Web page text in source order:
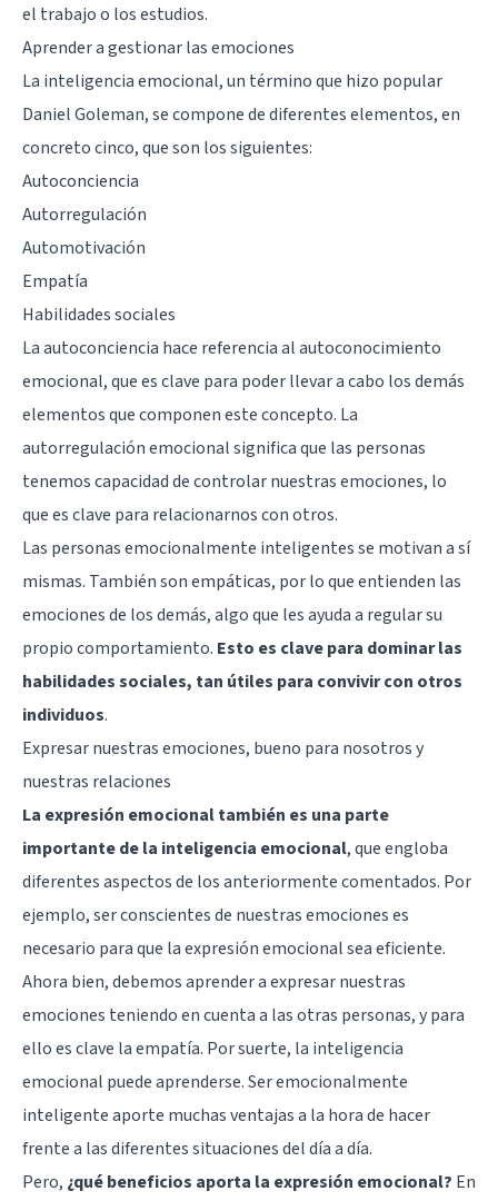
el trabajo o los estudios.
Aprender a gestionar las emociones
La inteligencia emocional, un término que hizo popular
Daniel Goleman, se compone de diferentes elementos, en
concreto cinco, que son los siguientes:
Autoconciencia
Autorregulación
Automotivación
Empatía
Habilidades sociales
La autoconciencia hace referencia al autoconocimiento
emocional, que es clave para poder llevar a cabo los demás
elementos que componen este concepto. La
autorregulación emocional significa que las personas
tenemos capacidad de controlar nuestras emociones, lo
que es clave para relacionarnos con otros.
Las personas emocionalmente inteligentes se motivan a sí
mismas. También son empáticas, por lo que entienden las
emociones de los demás, algo que les ayuda a regular su
propio comportamiento. Esto es clave para dominar las
habilidades sociales, tan útiles para convivir con otros
individuos.
Expresar nuestras emociones, bueno para nosotros y
nuestras relaciones
La expresión emocional también es una parte
importante de la inteligencia emocional, que engloba
diferentes aspectos de los anteriormente comentados. Por
ejemplo, ser conscientes de nuestras emociones es
necesario para que la expresión emocional sea eficiente.
Ahora bien, debemos aprender a expresar nuestras
emociones teniendo en cuenta a las otras personas, y para
ello es clave la empatía. Por suerte, la inteligencia
emocional puede aprenderse. Ser emocionalmente
inteligente aporte muchas ventajas a la hora de hacer
frente a las diferentes situaciones del día a día.
Pero, ¿qué beneficios aporta la expresión emocional? En